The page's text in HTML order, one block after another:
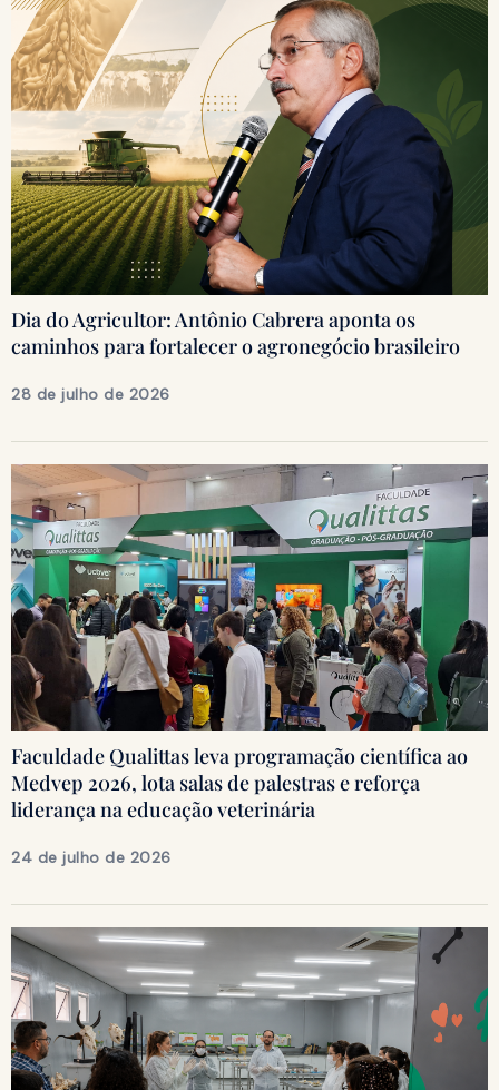
Dia do Agricultor: Antônio Cabrera aponta os
caminhos para fortalecer o agronegócio brasileiro
28 de julho de 2026
Faculdade Qualittas leva programação científica ao
Medvep 2026, lota salas de palestras e reforça
liderança na educação veterinária
24 de julho de 2026